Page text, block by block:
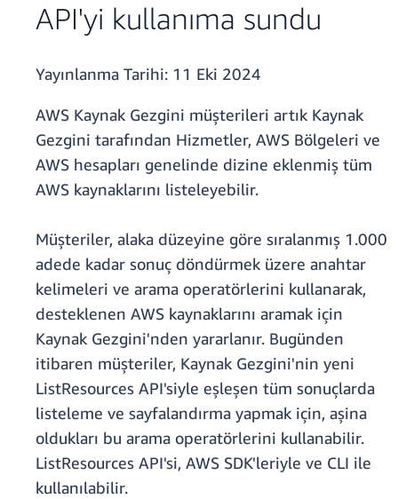
API'yi kullanıma sundu
Yayınlanma Tarihi: 11 Eki 2024
AWS Kaynak Gezgini müşterileri artık Kaynak
Gezgini tarafından Hizmetler, AWS Bölgeleri ve
AWS hesapları genelinde dizine eklenmiş tüm
AWS kaynaklarını listeleyebilir.
Müşteriler, alaka düzeyine göre sıralanmış 1.000
adede kadar sonuç döndürmek üzere anahtar
kelimeleri ve arama operatörlerini kullanarak,
desteklenen AWS kaynaklarını aramak için
Kaynak Gezgini'nden yararlanır. Bugünden
itibaren müşteriler, Kaynak Gezgini'nin yeni
ListResources API'siyle eşleşen tüm sonuçlarda
listeleme ve sayfalandırma yapmak için, aşina
oldukları bu arama operatörlerini kullanabilir.
ListResources API'si, AWS SDK'leriyle ve CLI ile
kullanılabilir.